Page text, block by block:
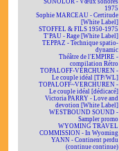
SONOLOR - Vœux sonores
1975
Sophie MARCEAU - Certitude
[White Label]
STOFFEL & FILS 1950-1975
T'PAU - Rage [White Label]
TEPPAZ - Technique spatio-
dynamic
Théâtre de l'EMPIRE -
compilation Rétro
TOPALOFF-VERCHUREN -
Le couple idéal [TP/WL]
TOPALOFF~VERCHUREN -
Le couple idéal [dédicacé]
Victoria PARRY - Love and
devotion [White Label]
WESTBOUND SOUND -
Sampler promo
WYOMING TRAVEL
COMMISSION - In Wyoming
YANN - Continent perdu
(continue continue)